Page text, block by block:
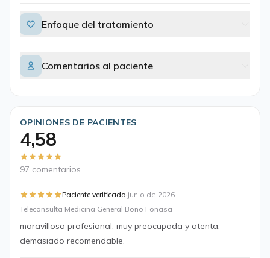
Enfoque del tratamiento
Comentarios al paciente
OPINIONES DE PACIENTES
4,58
97 comentarios
Paciente verificado·junio de 2026
Teleconsulta Medicina General Bono Fonasa
maravillosa profesional, muy preocupada y atenta,
demasiado recomendable.